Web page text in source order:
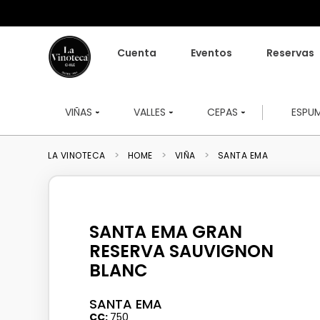
Cuenta Eventos Reservas
VIÑAS VALLES CEPAS
HOME VIÑA SANTA EMA
SANTA EMA GRAN
RESERVA SAUVIGNON
BLANC
SANTA EMA
CC 750